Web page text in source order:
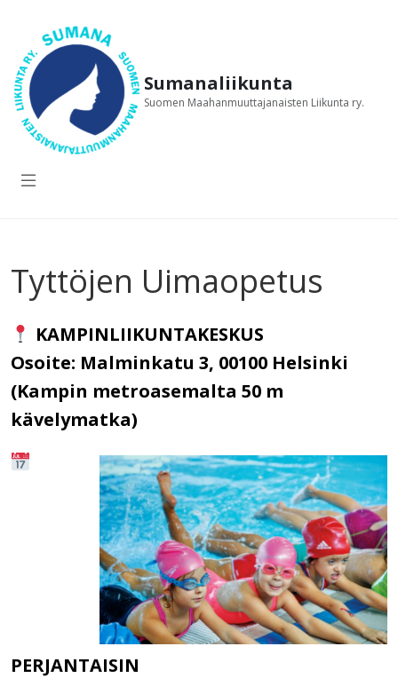
content
Sumanaliikunta
Suomen Maahanmuuttajanaisten Liikunta ry.
Tyttöjen Uimaopetus
KAMPINLIIKUNTAKESKUS
Osoite: Malminkatu 3, 00100 Helsinki
(Kampin metroasemalta 50 m
kävelymatka)
PERJANTAISIN